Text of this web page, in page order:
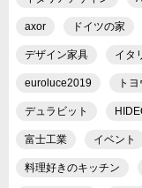
axor ドイツの家
デザイン家具 イタ
euroluce2019 ト
デュラビット
富士工業 イベント
料理好きのキッチン